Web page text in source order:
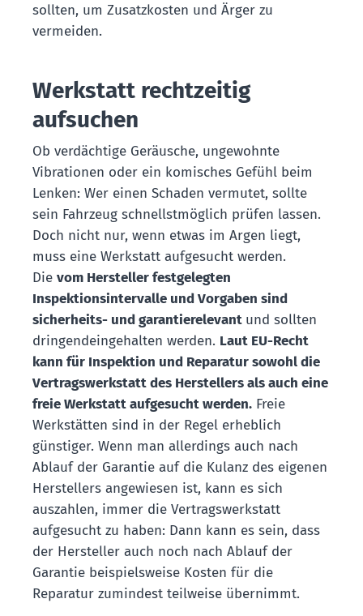
sollten, um Zusatzkosten und Ärger zu
vermeiden.
Werkstatt rechtzeitig
aufsuchen
Ob verdächtige Geräusche, ungewohnte
Vibrationen oder ein komisches Gefühl beim
Lenken: Wer einen Schaden vermutet, sollte
sein Fahrzeug schnellstmöglich prüfen lassen.
Doch nicht nur, wenn etwas im Argen liegt,
muss eine Werkstatt aufgesucht werden.
Die vom Hersteller festgelegten
Inspektionsintervalle und Vorgaben sind
sicherheits- und garantierelevant und sollten
dringendeingehalten werden. Laut EU-Recht
kann für Inspektion und Reparatur sowohl die
Vertragswerkstatt des Herstellers als auch eine
freie Werkstatt aufgesucht werden. Freie
Werkstätten sind in der Regel erheblich
günstiger. Wenn man allerdings auch nach
Ablauf der Garantie auf die Kulanz des eigenen
Herstellers angewiesen ist, kann es sich
auszahlen, immer die Vertragswerkstatt
aufgesucht zu haben: Dann kann es sein, dass
der Hersteller auch noch nach Ablauf der
Garantie beispielsweise Kosten für die
Reparatur zumindest teilweise übernimmt.